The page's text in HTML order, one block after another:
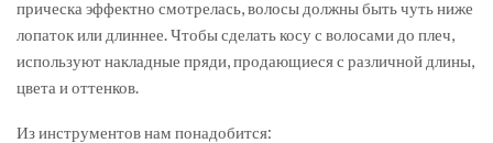
прическа эффектно смотрелась, волосы должны быть чуть ниже
лопаток или длиннее. Чтобы сделать косу с волосами до плеч,
используют накладные пряди, продающиеся с различной длины,
цвета и оттенков.
Из инструментов нам понадобится: